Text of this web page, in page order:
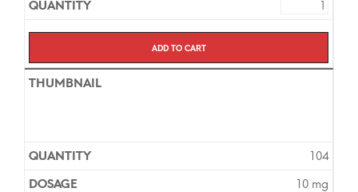
Add to cart
104
10 mg